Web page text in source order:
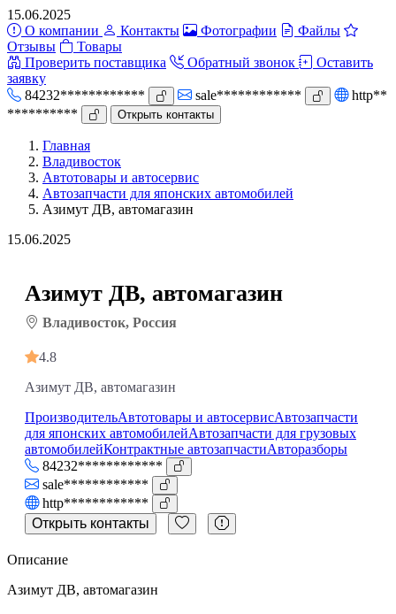
15.06.2025
О компании
Контакты Фотографии
Файлы
Отзывы
Товары
Проверить поставщика
Обратный звонок
Оставить
заявку
84232************
sale************
http**
**********
Открыть контакты
Главная
Владивосток
Автотовары и автосервис
Автозапчасти для японских автомобилей
Азимут ДВ, автомагазин
15.06.2025
Азимут ДВ, автомагазин
Владивосток, Россия
4.8
Азимут ДВ, автомагазин
ПроизводительАвтотовары и автосервисАвтозапчасти
для японских автомобилейАвтозапчасти для грузовых
автомобилейКонтрактные автозапчастиАвторазборы
84232************
sale************
http************
Открыть контакты
Описание
Азимут ДВ, автомагазин